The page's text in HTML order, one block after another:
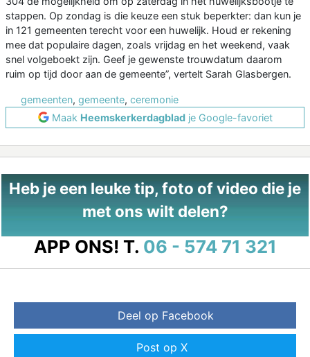
stappen. Op zondag is die keuze een stuk beperkter: dan kun je
in 121 gemeenten terecht voor een huwelijk. Houd er rekening
mee dat populaire dagen, zoals vrijdag en het weekend, vaak
snel volgeboekt zijn. Geef je gewenste trouwdatum daarom
ruim op tijd door aan de gemeente”, vertelt Sarah Glasbergen.
gemeenten, gemeente, ceremonie
Maak Heemskerkerdagbladje Google-favoriet
Heb je een leuke tip, foto of video die je
met ons wilt delen?
APP ONS! T. 06 - 574 71 321
Deel op Facebook
Post op X